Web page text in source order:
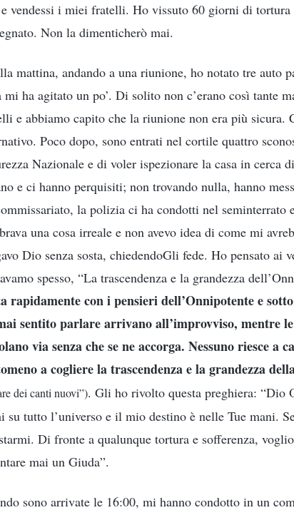
vendessi i miei fratelli. Ho vissuto 60 giorni di tortura
Non la dimenticherò mai.
mattina, andando a una riunione, ho notato tre auto
mi ha agitato un po’. Di solito non c’erano così tante
e abbiamo capito che la riunione non era più sicura.
Poco dopo, sono entrati nel cortile quattro
Nazionale e di voler ispezionare la casa in cerca
e ci hanno perquisiti; non trovando nulla, hanno
la polizia ci ha condotti nel seminterrato
una cosa irreale e non avevo idea di come mi
Dio senza sosta, chiedendoGli fede. Ho pensato
spesso, “La trascendenza e la grandezza
rapidamente con i pensieri dell’Onnipotente e
sentito parlare arrivano all’improvviso, mentre le
via senza che se ne accorga. Nessuno riesce a
a cogliere la trascendenza e la grandezza
dei canti nuovi”). Gli ho rivolto questa preghiera:
su tutto l’universo e il mio destino è nelle Tue mani.
Di fronte a qualunque tortura e sofferenza,
mai un Giuda”.
sono arrivate le 16:00, mi hanno condotto in un